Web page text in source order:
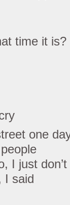
time it is?
one
I just
I said